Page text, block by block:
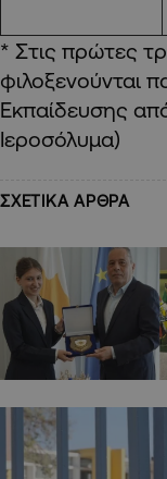
* Στις πρώτες
φιλοξενούνται
Εκπαίδευσης
Ιεροσόλυμα)
ΣΧΕΤΙΚΑ ΑΡΘΡΑ